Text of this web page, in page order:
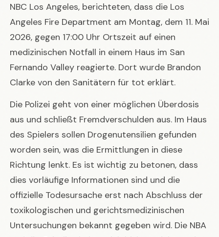
NBC Los Angeles, berichteten, dass die Los
Angeles Fire Department am Montag, dem 11. Mai
2026, gegen 17:00 Uhr Ortszeit auf einen
medizinischen Notfall in einem Haus im San
Fernando Valley reagierte. Dort wurde Brandon
Clarke von den Sanitätern für tot erklärt.
Die Polizei geht von einer möglichen Überdosis
aus und schließt Fremdverschulden aus. Im Haus
des Spielers sollen Drogenutensilien gefunden
worden sein, was die Ermittlungen in diese
Richtung lenkt. Es ist wichtig zu betonen, dass
dies vorläufige Informationen sind und die
offizielle Todesursache erst nach Abschluss der
toxikologischen und gerichtsmedizinischen
Untersuchungen bekannt gegeben wird. Die NBA